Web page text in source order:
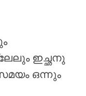
ഇച്ഛനു
ഒന്നും